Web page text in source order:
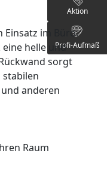
Einsatz im Büro.
helle und
sorgt
stabilen
anderen
Raum
Aktion
Profi-Aufmaß